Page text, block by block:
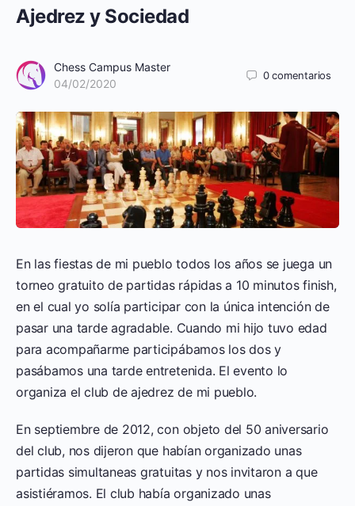
Ajedrez y Sociedad
Chess Campus Master
04/02/2020
0comentarios
En las fiestas de mi pueblo todos los años se juega un
torneo gratuito de partidas rápidas a 10 minutos finish,
en el cual yo solía participar con la única intención de
pasar una tarde agradable. Cuando mi hijo tuvo edad
para acompañarme participábamos los dos y
pasábamos una tarde entretenida. El evento lo
organiza el club de ajedrez de mi pueblo.
En septiembre de 2012, con objeto del 50 aniversario
del club, nos dijeron que habían organizado unas
partidas simultaneas gratuitas y nos invitaron a que
asistiéramos. El club había organizado unas